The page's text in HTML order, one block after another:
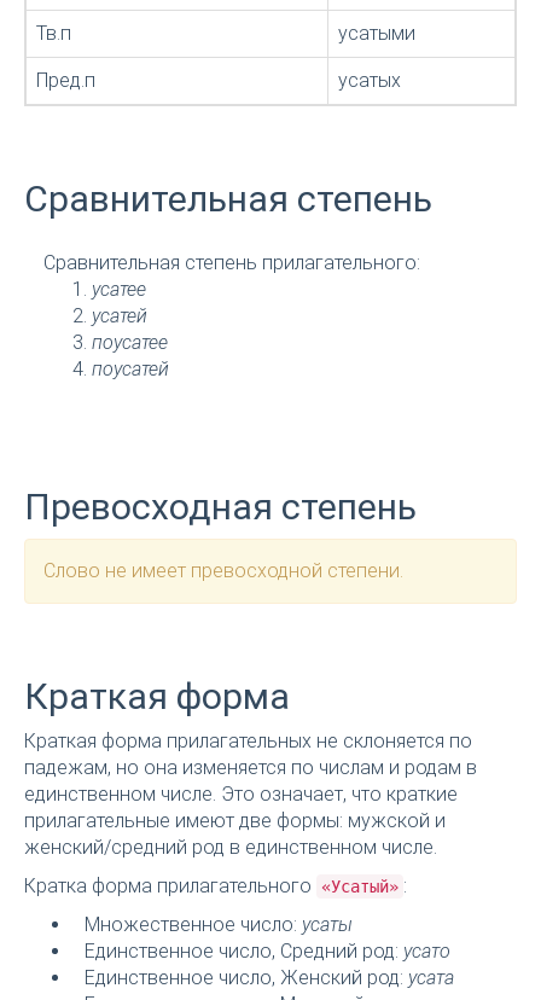
Тв.п усатыми
Пред.п усатых
Сравнительная степень
Сравнительная степень прилагательного:
усатее
усатей
поусатее
поусатей
Превосходная степень
Слово не имеет превосходной степени.
Краткая форма
Краткая форма прилагательных не склоняется по
падежам, но она изменяется по числам и родам в
единственном числе. Это означает, что краткие
прилагательные имеют две формы: мужской и
женский/средний род в единственном числе.
Кратка форма прилагательного
«Усатый» :
Множественное число: усаты
Единственное число, Средний род: усато
Единственное число, Женский род: усата